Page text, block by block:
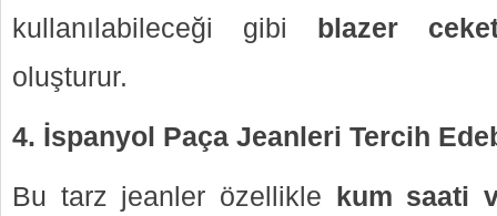
kullanılabileceği gibi
blazer
oluşturur.
4. İspanyol Paça Jeanleri Tercih
Bu tarz jeanler özellikle
kum saati